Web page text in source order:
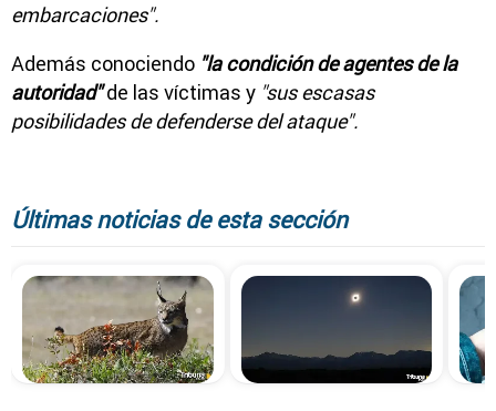
embarcaciones".
Además conociendo "la condición de agentes de la
autoridad" de las víctimas y "sus escasas
posibilidades de defenderse del ataque".
Últimas noticias de esta sección